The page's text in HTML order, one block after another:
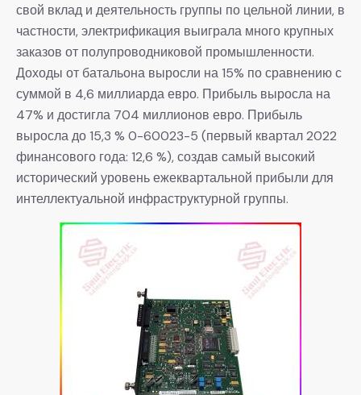
свой вклад и деятельность группы по цельной линии, в
частности, электрификация выиграла много крупных
заказов от полупроводниковой промышленности.
Доходы от батальона выросли на 15% по сравнению с
суммой в 4,6 миллиарда евро. Прибыль выросла на
47% и достигла 704 миллионов евро. Прибыль
выросла до 15,3 % 0-60023-5 (первый квартал 2022
финансового года: 12,6 %), создав самый высокий
исторический уровень ежеквартальной прибыли для
интеллектуальной инфраструктурной группы.